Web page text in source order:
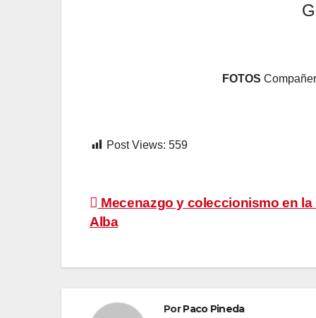
FOTOS
Post Views: 559
Navegación
de
entradas
Mecenazgo y coleccionismo en la
Alba
PorPaco Pineda